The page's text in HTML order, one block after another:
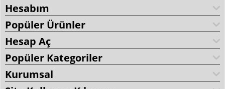
Hesabım
Popüler Ürünler
Hesap Aç
Popüler Kategoriler
Kurumsal